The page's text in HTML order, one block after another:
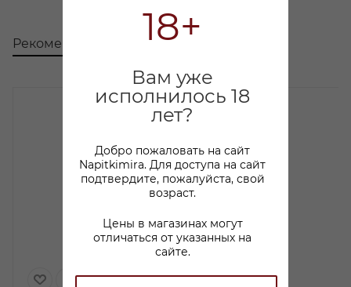
18+
Вам уже
исполнилось 18
лет?
Добро пожаловать на сайт
Napitkimira. Для доступа на сайт
подтвердите, пожалуйста, свой
возраст.
Цены в магазинах могут
отличаться от указанных на
сайте.
Рекомендуем С этим товаром покупают